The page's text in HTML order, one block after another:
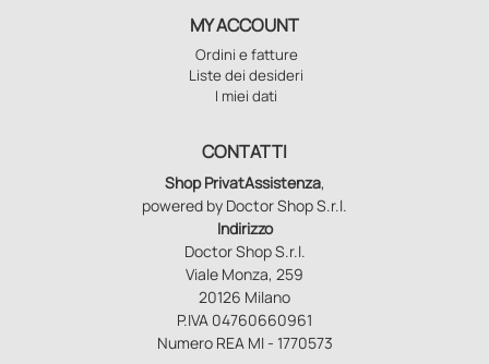
MY ACCOUNT
Ordini e fatture
Liste dei desideri
I miei dati
CONTATTI
Shop PrivatAssistenza,
powered by Doctor Shop S.r.l.
Indirizzo
Doctor Shop S.r.l.
Viale Monza, 259
20126 Milano
P.IVA 04760660961
Numero REA MI - 1770573